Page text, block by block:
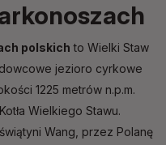
polskich to Wielki Staw
jezioro cyrkowe
1225 metrów n.p.m.
Wielkiego Stawu.
Wang, przez Polanę